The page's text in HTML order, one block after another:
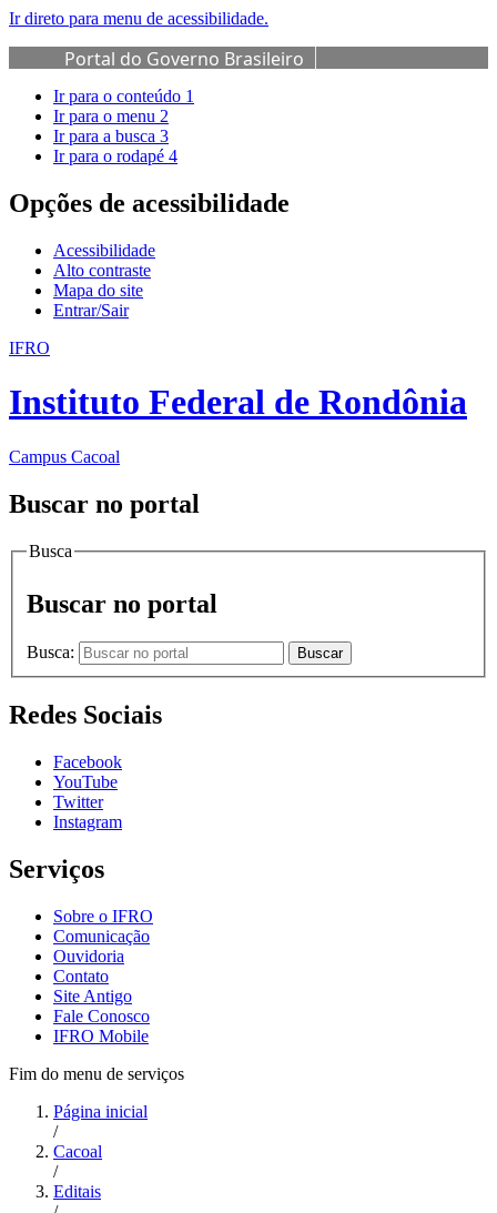
Ir direto para menu de acessibilidade.
Portal do Governo Brasileiro
Ir para o conteúdo 1
Ir para o menu 2
Ir para a busca 3
Ir para o rodapé 4
Opções de acessibilidade
Acessibilidade
Alto contraste
Mapa do site
Entrar/Sair
IFRO
Instituto Federal de Rondônia
Campus Cacoal
Buscar no portal
Busca
Buscar no portal
Busca: Buscar
Redes Sociais
Facebook
YouTube
Twitter
Instagram
Serviços
Sobre o IFRO
Comunicação
Ouvidoria
Contato
Site Antigo
Fale Conosco
IFRO Mobile
Fim do menu de serviços
Página inicial
/
Cacoal
/
Editais